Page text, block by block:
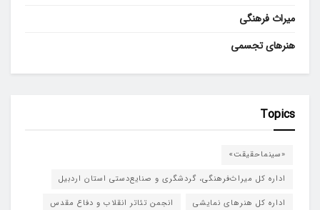
میراث فرهنگی
هنرهای تجسمی
Topics
«سینماحقیقت»
اداره کل میراث‌فرهنگی، گردشگری و صنایع‌دستی استان اردبیل
اداره کل هنرهای نمایشی
انجمن تئاتر انقلاب و دفاع مقدس